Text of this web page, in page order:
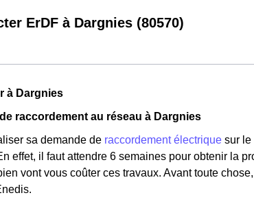
ErDF à Dargnies (80570)
à Dargnies
raccordement au réseau à Dargnies
sa demande de raccordement électrique sur le
effet, il faut attendre 6 semaines pour obtenir la
vont vous coûter ces travaux. Avant toute